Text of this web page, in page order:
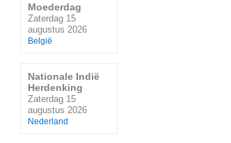
Moederdag
Zaterdag 15
augustus 2026
België
Nationale Indië
Herdenking
Zaterdag 15
augustus 2026
Nederland